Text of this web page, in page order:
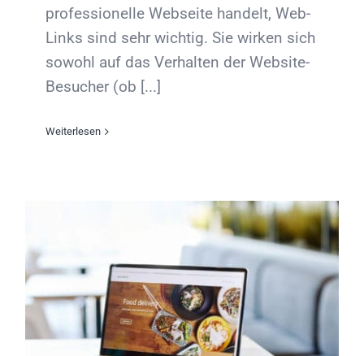
professionelle Webseite handelt, Web-
Links sind sehr wichtig. Sie wirken sich
sowohl auf das Verhalten der Website-
Besucher (ob [...]
Weiterlesen